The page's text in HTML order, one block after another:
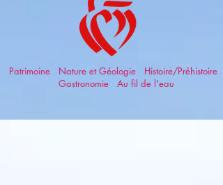
Patrimoine Nature et Géologie Histoire/Préhistoire
Gastronomie Au fil de l'eau